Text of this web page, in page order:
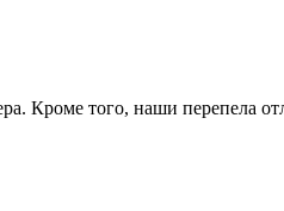
Кроме того, наши перепела